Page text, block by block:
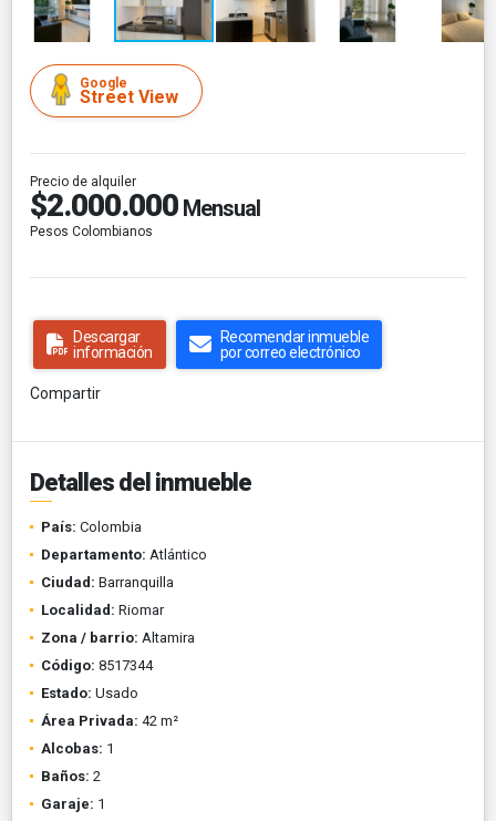
Google
Street View
Precio de alquiler
$2.000.000 Mensual
Pesos Colombianos
Descargar
información
Recomendar inmueble
por correo electrónico
Compartir
Detalles del inmueble
País: Colombia
Departamento: Atlántico
Ciudad: Barranquilla
Localidad: Riomar
Zona / barrio: Altamira
Código: 8517344
Estado: Usado
Área Privada: 42 m²
Alcobas: 1
Baños: 2
Garaje: 1